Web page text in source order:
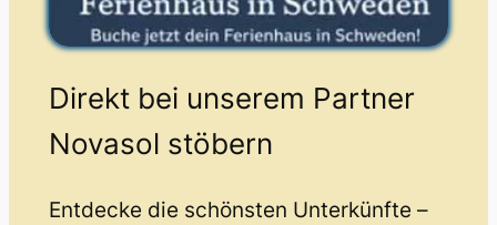
Direkt bei unserem Partner
Novasol stöbern
Entdecke die schönsten Unterkünfte –